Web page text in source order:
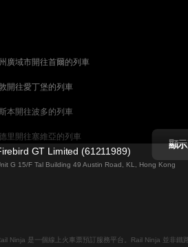
廣域市開往首爾的列車
開往愛丁堡的列車
本開往波多的列車
里開往塞維亞的列車
塞罗那開往塞維亞的列車
爾開往大邱廣域市的列車
顯
GT Limited (61211989)
G 15/F Tal Building 49 Austin Road, KL, Hong Kong
Ninja 是一個線上火車票預訂服務平台。Rail Ninja 並非鐵